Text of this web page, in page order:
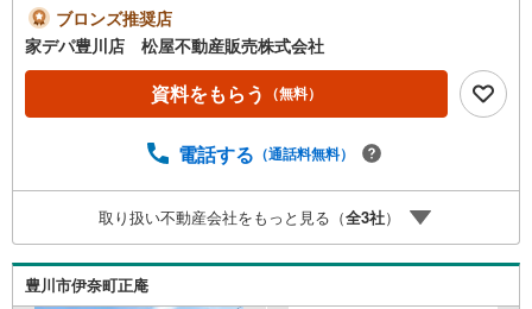
ント ・リビング隣接洋室の間仕切り開放で広々空間
に ・食料品や日用品もきれいに保存ができるパントリー●
家デパ 松屋不動産販売 のつよみ●・豊橋市・豊川市・知
立市・浜松市の4店舗営業中！三河エリア・遠州エリアの物
件ならおまかせください。新築戸建、中古戸建、中古マン
す！・中古物件のリフォーム実績多数！中古物件をご購入
を実現できます。・キッズスペース用意しております。ぜ
ひご家族そろってご来場ください。・営業時間 午前9時00
分～午後6時30分 （定休日:水曜日）この時間帯はお電話で
のお問い合わせがスムーズにご案内できます。右下の電話
ブロンズ推奨店
家デパ豊川店 松屋不動産販売株式会社
資料をもらう （無料）
電話する （通話料無料）
取り扱い不動産会社をもっと見る（全3社）
豊川市伊奈町正庵